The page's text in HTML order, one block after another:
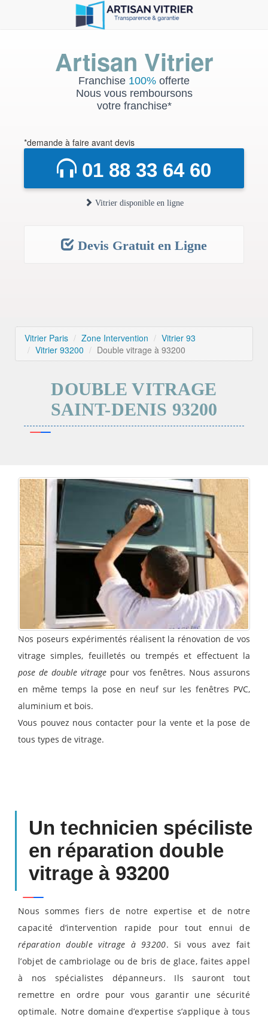
Artisan Vitrier
Franchise 100% offerte
Nous vous remboursons
votre franchise*
*demande à faire avant devis
01 88 33 64 60
Vitrier disponible en ligne
Devis Gratuit en Ligne
Vitrier Paris Zone Intervention
Vitrier 93
Vitrier 93200
Double vitrage à 93200
DOUBLE VITRAGE
SAINT-DENIS 93200
Nos poseurs expérimentés réalisent la rénovation de vos
vitrage simples, feuilletés ou trempés et effectuent la
pose de double vitrage pour vos fenêtres. Nous assurons
en même temps la pose en neuf sur les fenêtres PVC,
aluminium et bois.
Vous pouvez nous contacter pour la vente et la pose de
tous types de vitrage.
Un technicien spéciliste
en réparation double
vitrage à 93200
Nous sommes fiers de notre expertise et de notre
capacité d’intervention rapide pour tout ennui de
réparation double vitrage à 93200. Si vous avez fait
l’objet de cambriolage ou de bris de glace, faites appel
à nos spécialistes dépanneurs. Ils sauront tout
remettre en ordre pour vous garantir une sécurité
optimale. Notre domaine d’expertise s’applique à tous